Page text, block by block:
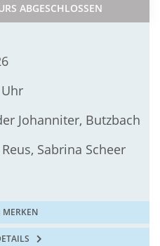
ABGESCHLOSSEN
Johanniter, Butzbach
Sabrina Scheer
MERKEN